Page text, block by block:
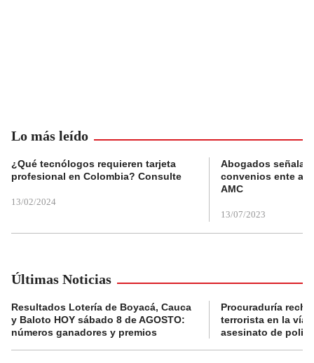
Lo más leído
¿Qué tecnólogos requieren tarjeta
profesional en Colombia? Consulte
13/02/2024
Abogados
convenios ente
AMC
13/07/2023
Últimas Noticias
Resultados Lotería de Boyacá, Cauca
y Baloto HOY sábado 8 de AGOSTO:
números ganadores y premios
Procuraduría
terrorista en la vía
asesinato de